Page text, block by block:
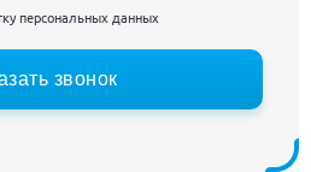
персональных данных
звонок